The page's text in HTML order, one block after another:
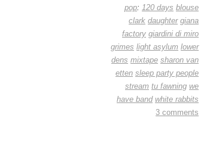
pop: 120 days blouse
clark daughter giana
factory giardini di miro
grimes light asylum lower
dens mixtape sharon van
etten sleep party people
stream tu fawning we
have band white rabbits
3 comments